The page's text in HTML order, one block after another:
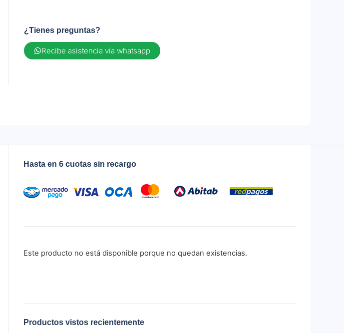
¿Tienes preguntas?
Recibe asistencia vía whatsapp
Hasta en 6 cuotas sin recargo
Este producto no está disponible porque no quedan existencias.
Productos vistos recientemente